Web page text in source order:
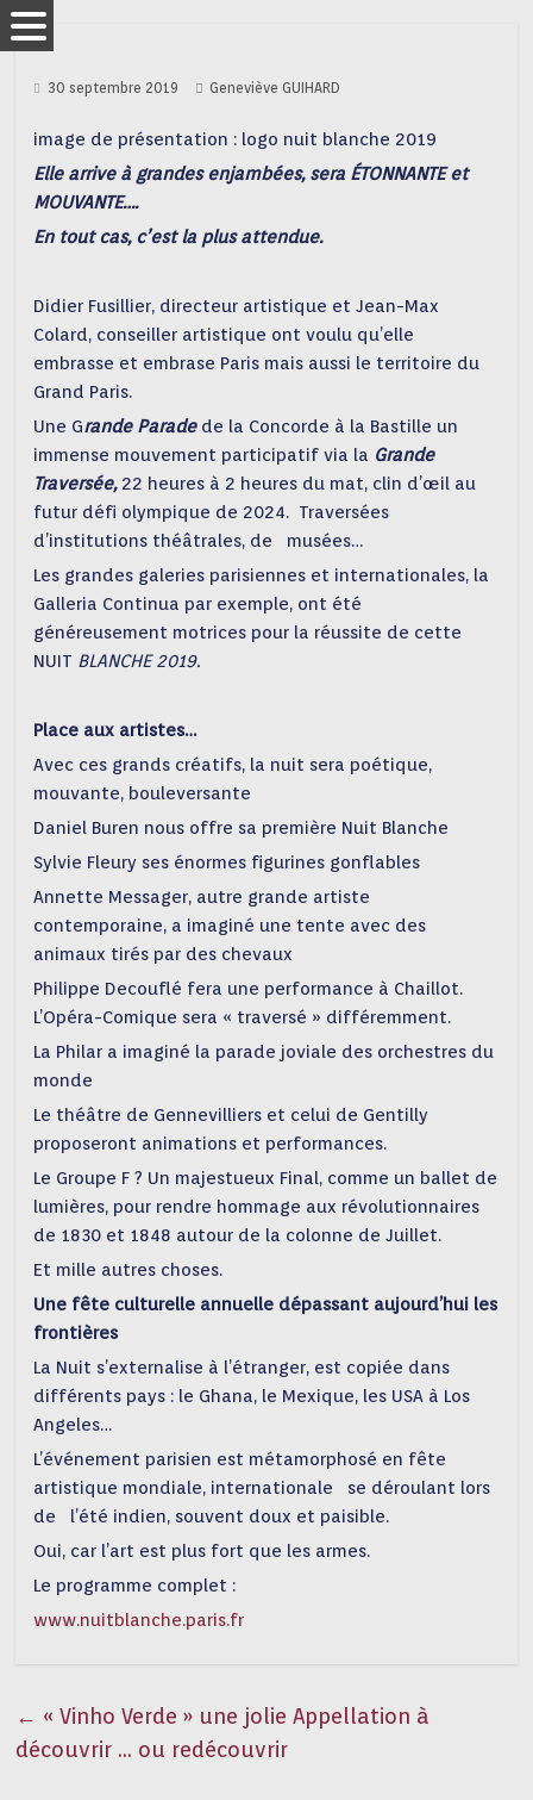
30 septembre 2019 Geneviève GUIHARD
image de présentation : logo nuit blanche 2019
Elle arrive à grandes enjambées, sera ÉTONNANTE et
MOUVANTE….
En tout cas, c’est la plus attendue.
Didier Fusillier, directeur artistique et Jean-Max
Colard, conseiller artistique ont voulu qu’elle
embrasse et embrase Paris mais aussi le territoire du
Grand Paris.
Une Grande Paradede la Concorde à la Bastille un
immense mouvement participatif via la Grande
Traversée, 22 heures à 2 heures du mat, clin d’œil au
futur défi olympique de 2024. Traversées
d’institutions théâtrales, de musées…
Les grandes galeries parisiennes et internationales, la
Galleria Continua par exemple, ont été
généreusement motrices pour la réussite de cette
NUIT BLANCHE 2019.
Place aux artistes…
Avec ces grands créatifs, la nuit sera poétique,
mouvante, bouleversante
Daniel Buren nous offre sa première Nuit Blanche
Sylvie Fleury ses énormes figurines gonflables
Annette Messager, autre grande artiste
contemporaine, a imaginé une tente avec des
animaux tirés par des chevaux
Philippe Decouflé fera une performance à Chaillot.
L’Opéra-Comique sera « traversé » différemment.
La Philar a imaginé la parade joviale des orchestres du
monde
Le théâtre de Gennevilliers et celui de Gentilly
proposeront animations et performances.
Le Groupe F ? Un majestueux Final, comme un ballet de
lumières, pour rendre hommage aux révolutionnaires
de 1830 et 1848 autour de la colonne de Juillet.
Et mille autres choses.
Une fête culturelle annuelle dépassant aujourd’hui les
frontières
La Nuit s’externalise à l’étranger, est copiée dans
différents pays : le Ghana, le Mexique, les USA à Los
Angeles…
L’événement parisien est métamorphosé en fête
artistique mondiale, internationale se déroulant lors
de l’été indien, souvent doux et paisible.
Oui, car l’art est plus fort que les armes.
Le programme complet :
www.nuitblanche.paris.fr
← « Vinho Verde » une jolie Appellation à
découvrir … ou redécouvrir